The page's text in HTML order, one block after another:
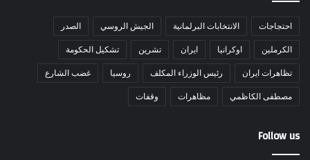
احتجاجات الانتخابات البرلمانية الجيش الروسي الصدر
الكرملين اوكرانيا ايران تشرين تشكيل الحكومة
تظاهرات ايران رئيس الوزراء المكلف روسيا غضب الشارع
مصطفى الكاظمي مظاهرات وقفات
Follow us